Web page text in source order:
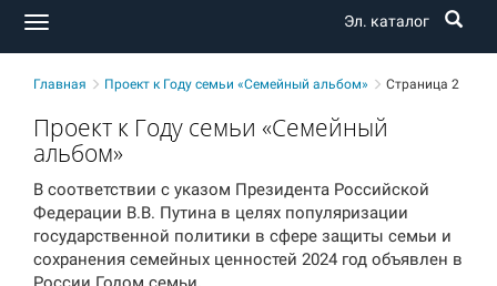
Toggle
Эл. каталог
Главная Проект к Году семьи «Семейный альбом» Страница 2
Проект к Году семьи «Семейный
альбом»
В соответствии с указом Президента Российской
Федерации В.В. Путина в целях популяризации
государственной политики в сфере защиты семьи и
сохранения семейных ценностей 2024 год объявлен в